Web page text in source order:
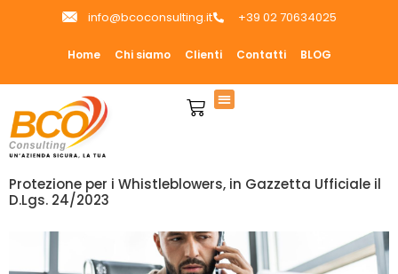
info@bcoconsulting.it +39 02 70634025
Home Chi siamo Clienti Contatti BLOG
Protezione per i Whistleblowers, in Gazzetta Ufficiale il
D.Lgs. 24/2023